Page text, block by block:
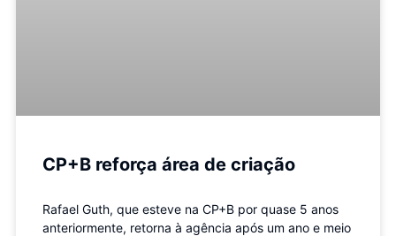
CP+B reforça área de criação
Rafael Guth, que esteve na CP+B por quase 5 anos
anteriormente, retorna à agência após um ano e meio